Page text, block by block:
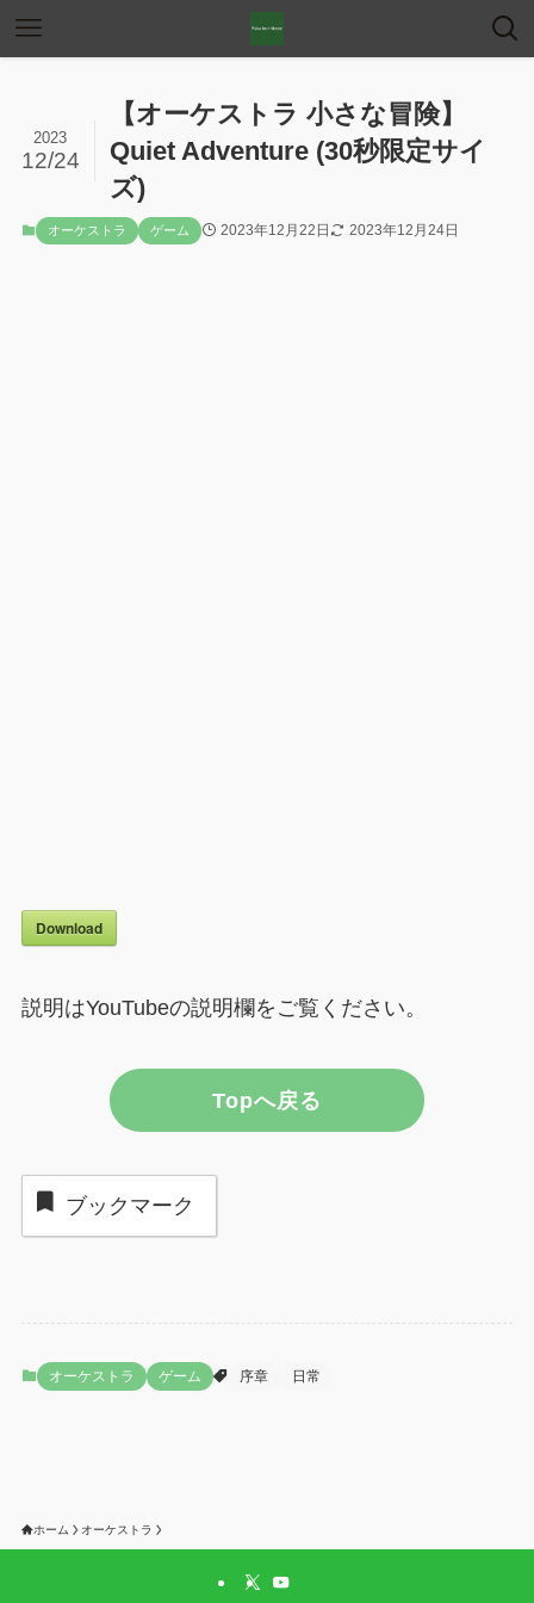
【オーケストラ 小さな冒険】
Quiet Adventure (30秒限定サイ
ズ)
2023
12/24
オーケストラ ゲーム 2023年12月22日 2023年12月24日
Download
説明はYouTubeの説明欄をご覧ください。
Topへ戻る
ブックマーク
オーケストラ ゲーム 序章 日常
ホーム オーケストラ